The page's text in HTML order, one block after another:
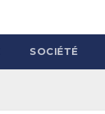
SOCIÉTÉ